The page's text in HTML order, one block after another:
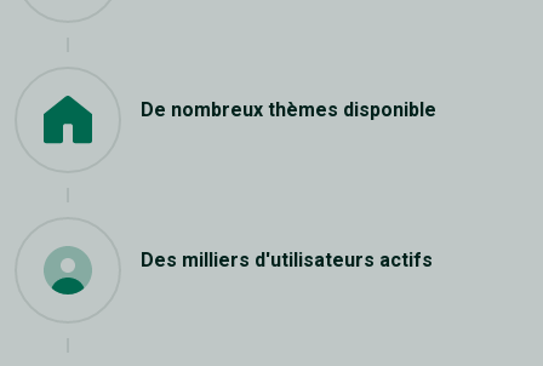
De nombreux thèmes disponible
Des milliers d'utilisateurs actifs